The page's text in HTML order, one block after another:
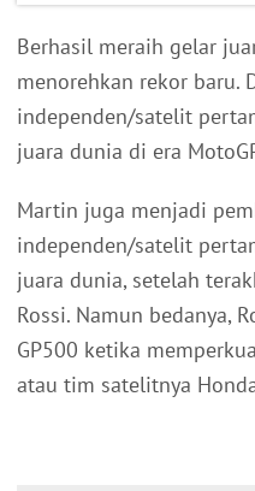
Berhasil meraih gelar
menorehkan rekor baru.
independen/satelit
juara dunia di era
Martin juga menjadi
independen/satelit
juara dunia, setelah
Rossi. Namun bedanya,
GP500 ketika
atau tim satelitnya